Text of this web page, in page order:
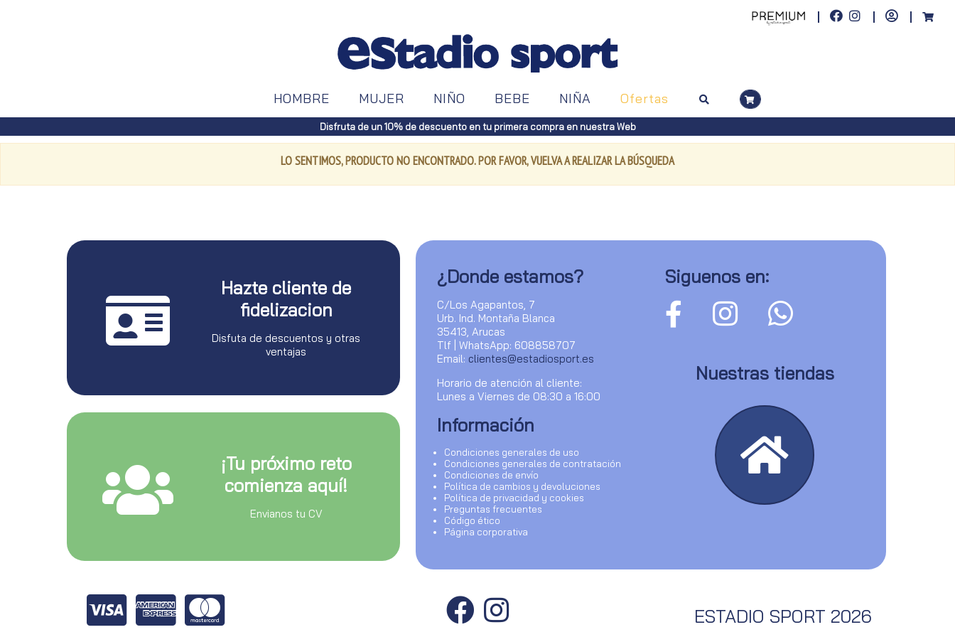
HOMBRE MUJER NIÑO BEBE NIÑA Ofertas
Disfruta de un 10% de descuento en tu primera compra en nuestra Web
LO SENTIMOS, PRODUCTO NO ENCONTRADO. POR FAVOR, VUELVA A REALIZAR LA BÚSQUEDA
Hazte cliente de
fidelizacion
Disfuta de descuentos y otras
ventajas
¡Tu próximo reto
comienza aquí!
Envianos tu CV
¿Donde estamos?
C/Los Agapantos, 7
Urb. Ind. Montaña Blanca
35413, Arucas
Tlf | WhatsApp: 608858707
Email: clientes@estadiosport.es
Horario de atención al cliente:
Lunes a Viernes de 08:30 a 16:00
Información
Condiciones generales de uso
Condiciones generales de contratación
Condiciones de envío
Política de cambios y devoluciones
Política de privacidad y cookies
Preguntas frecuentes
Código ético
Página corporativa
Siguenos en:
Nuestras tiendas
ESTADIO SPORT 2026